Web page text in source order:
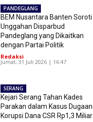
PANDEGLANG
BEM Nusantara Banten Soroti
Unggahan Disparbud
Pandeglang yang Dikaitkan
dengan Partai Politik
Redaksi -
Jumat, 31 Juli 2026 | 16:47
SERANG
Kejari Serang Tahan Kades
Parakan dalam Kasus Dugaan
Korupsi Dana CSR Rp1,3 Miliar